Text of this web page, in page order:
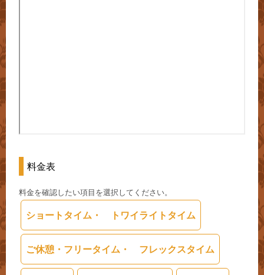
料金表
料金を確認したい項目を選択してください。
ショートタイム・ トワイライトタイム
ご休憩・フリータイム・ フレックスタイム